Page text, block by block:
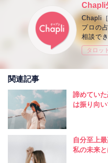
Chapli
Chapli
プロの
相談で
タロット
関連記事
諦めてい
は振り向
自分至上
私の未来